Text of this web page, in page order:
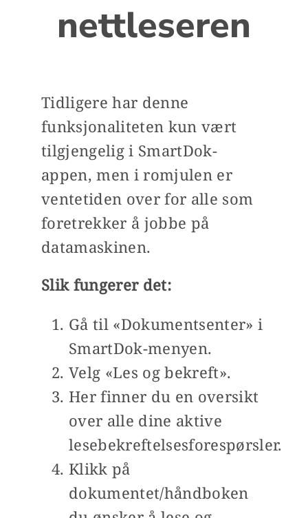
nettleseren
Tidligere har denne
funksjonaliteten kun vært
tilgjengelig i SmartDok-
appen, men i romjulen er
ventetiden over for alle som
foretrekker å jobbe på
datamaskinen.
Slik fungerer det:
Gå til «Dokumentsenter» i
SmartDok-menyen.
Velg «Les og bekreft».
Her finner du en oversikt
over alle dine aktive
lesebekreftelsesforespørsler.
Klikk på
dokumentet/håndboken